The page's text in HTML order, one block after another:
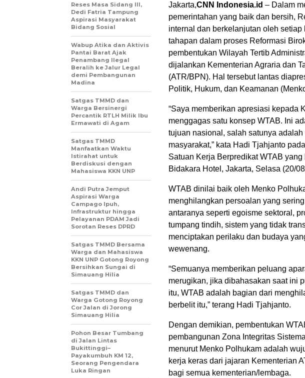
Jakarta,CNN Indonesia.id – Dalam
pemerintahan yang baik dan bersih,
internal dan berkelanjutan oleh
tahapan dalam proses Reformasi
pembentukan Wilayah Tertib
dijalankan Kementerian Agraria dan
(ATR/BPN). Hal tersebut lantas
Politik, Hukum, dan Keamanan
“Saya memberikan apresiasi kepada
menggagas satu konsep WTAB. Ini
tujuan nasional, salah satunya
masyarakat,” kata Hadi Tjahjanto
Satuan Kerja Berpredikat WTAB
Bidakara Hotel, Jakarta, Selasa (20/
WTAB dinilai baik oleh Menko
menghilangkan persoalan yang
antaranya seperti egoisme sektoral,
tumpang tindih, sistem yang tidak
menciptakan perilaku dan budaya
wewenang.
“Semuanya memberikan peluang
merugikan, jika dibahasakan saat ini
itu, WTAB adalah bagian dari
berbelit itu,” terang Hadi Tjahjanto.
Dengan demikian, pembentukan
pembangunan Zona Integritas
menurut Menko Polhukam adalah
kerja keras dari jajaran Kementerian
bagi semua kementerian/lembaga.
Reses Masa Sidang III,
Dedi Fatria Tampung
Aspirasi Masyarakat
Bidang Sosial
Wabup Atika dan Aktivis
Pantai Barat Ajak
Penambang Ilegal
Beralih ke Jalur Legal
demi Pembangunan
Madina
Satgas TMMD dan
Warga Bersinergi
Percantik RTLH Milik Ibu
Ermawati di Agam
Satgas TMMD
Manfaatkan Waktu
Istirahat untuk
Berdiskusi dengan
Mahasiswa KKN UNP
Andi Putra Jemput
Aspirasi Warga
Campago Ipuh,
Infrastruktur hingga
Pelayanan PDAM Jadi
Sorotan Reses DPRD
Satgas TMMD Bersama
Warga dan Mahasiswa
KKN UNP Gotong Royong
Bersihkan Sungai di
Simauang Hilia
Satgas TMMD dan
Warga Gotong Royong
Cor Jalan di Jorong
Simauang Hilia
Pohon Besar Tumbang
di Jalan Lintas
Bukittinggi–
Payakumbuh KM 12,
Seorang Pengendara
Luka Ringan